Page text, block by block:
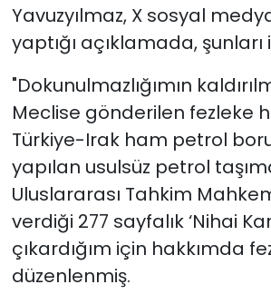
Yavuzyılmaz, X sosyal
yaptığı açıklamada,
"Dokunulmazlığımın
Meclise gönderilen fezleke
Türkiye-Irak ham petrol
yapılan usulsüz petrol
Uluslararası Tahkim
verdiği 277 sayfalık ‘Nihai
çıkardığım için hakkımda
düzenlenmiş.